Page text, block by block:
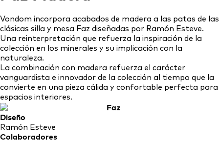
Vondom incorpora acabados de madera a las patas de las
clásicas silla y mesa Faz diseñadas por Ramón Esteve.
Una reinterpretación que refuerza la inspiración de la
colección en los minerales y su implicación con la
naturaleza.
La combinación con madera refuerza el carácter
vanguardista e innovador de la colección al tiempo que la
convierte en una pieza cálida y confortable perfecta para
espacios interiores.
Diseño
Ramón Esteve
Colaboradores